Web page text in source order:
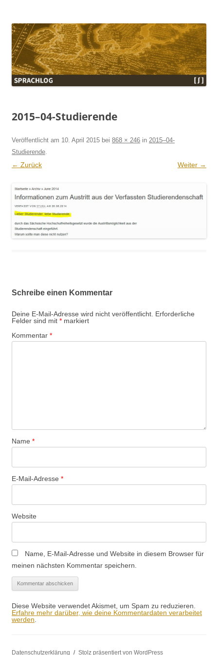
2015–04-Studierende
Veröffentlicht am 10. April 2015 bei 868 × 246 in 2015–04-
Studierende
← Zurück Weiter →
Schreibe einen Kommentar
Deine E-Mail-Adresse wird nicht veröffentlicht. Erforderliche
Felder sind mit * markiert
Kommentar *
Name *
E-Mail-Adresse *
Website
Name, E-Mail-Adresse und Website in diesem Browser für
meinen nächsten Kommentar speichern.
Diese Website verwendet Akismet, um Spam zu reduzieren.
Erfahre mehr darüber, wie deine Kommentardaten verarbeitet
werden.
Datenschutzerklärung Stolz präsentiert von WordPress